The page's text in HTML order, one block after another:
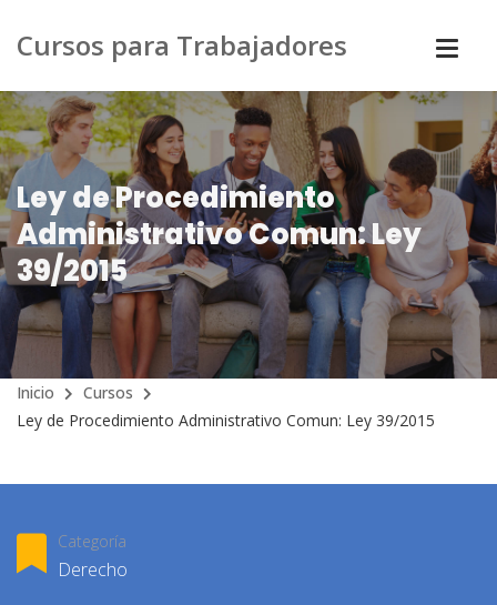
Cursos para Trabajadores
Ley de Procedimiento
Administrativo Comun: Ley
39/2015
Inicio
Cursos
Ley de Procedimiento Administrativo Comun: Ley 39/2015
Categoría
Derecho